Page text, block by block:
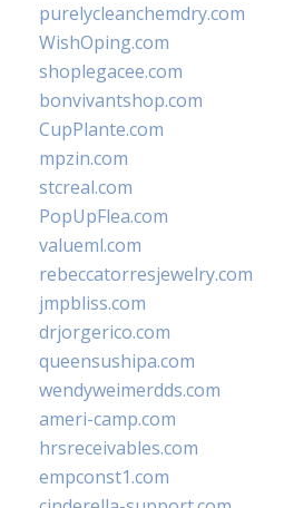
purelycleanchemdry.com
WishOping.com
shoplegacee.com
bonvivantshop.com
CupPlante.com
mpzin.com
stcreal.com
PopUpFlea.com
valueml.com
rebeccatorresjewelry.com
jmpbliss.com
drjorgerico.com
queensushipa.com
wendyweimerdds.com
ameri-camp.com
hrsreceivables.com
empconst1.com